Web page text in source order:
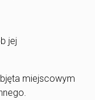
jej
miejscowym